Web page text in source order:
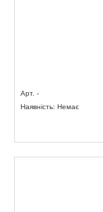
Арт. -
Наявність: Немає